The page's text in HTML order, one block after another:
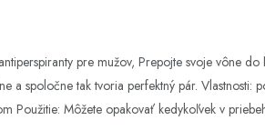
pre mužov, Prepojte svoje vône
a spoločne tak tvoria perfektný pár.
Použitie: Môžete opakovať kedykoľvek v